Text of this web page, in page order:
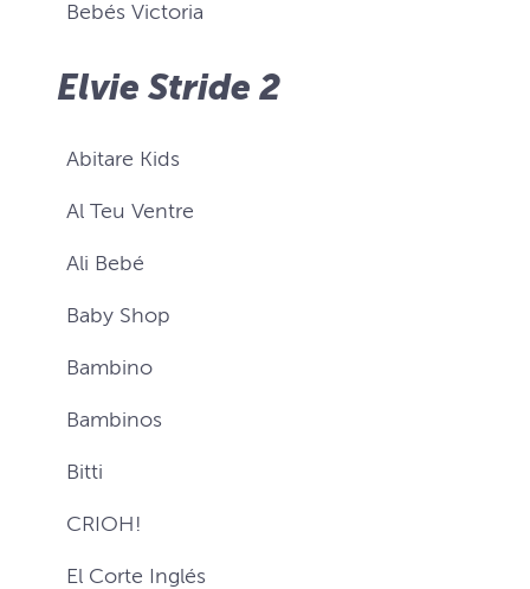
Bebés Victoria
Elvie Stride 2
Abitare Kids
Al Teu Ventre
Ali Bebé
Baby Shop
Bambino
Bambinos
Bitti
CRIOH!
El Corte Inglés